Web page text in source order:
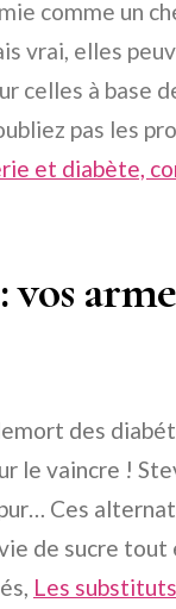
comme un
vrai, elles
celles à base
pas les
et diabète,
des
le vaincre !
Ces
de sucre tout
Les